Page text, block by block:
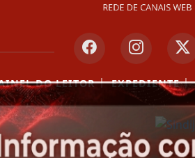
DO LEITOR | EXPEDIENTE |